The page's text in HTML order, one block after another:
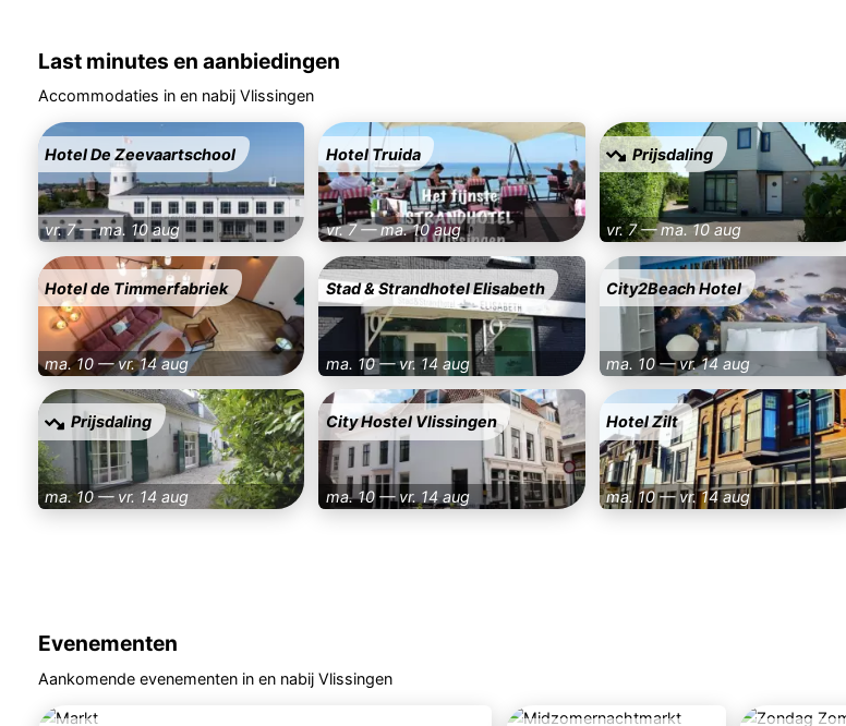
Last minutes en aanbiedingen
Accommodaties in en nabij Vlissingen
Hotel De Zeevaartschool
vr. 7 — ma. 10 aug
Hotel Truida
vr. 7 — ma. 10 aug
Prijsdaling
vr. 7 — ma. 10 aug
Hotel de Timmerfabriek
ma. 10 — vr. 14 aug
Stad & Strandhotel Elisabeth
ma. 10 — vr. 14 aug
City2Beach Hotel
ma. 10 — vr. 14 aug
Prijsdaling
ma. 10 — vr. 14 aug
City Hostel Vlissingen
ma. 10 — vr. 14 aug
Hotel Zilt
ma. 10 — vr. 14 aug
Evenementen
Aankomende evenementen in en nabij Vlissingen